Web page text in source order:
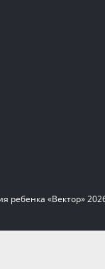
ребенка «Вектор»